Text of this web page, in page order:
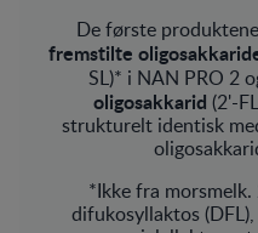
De første
fremstilte
SL)* i NAN PRO 2
oligosakkarid (2'-
strukturelt identisk
*Ikke fra morsmelk.
difukosyllaktos